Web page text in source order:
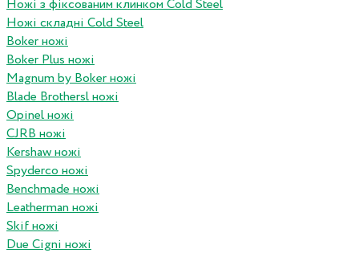
Ножі з фіксованим клинком Cold Steel
Ножі складні Cold Steel
Boker ножі
Boker Plus ножі
Magnum by Boker ножі
Blade Brothersl ножі
Opinel ножі
CJRB ножі
Kershaw ножі
Spyderco ножі
Benchmade ножі
Leatherman ножі
Skif ножі
Due Cigni ножі